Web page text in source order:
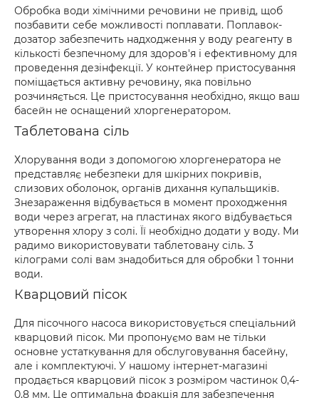
Обробка води хімічними речовини не привід, щоб
позбавити себе можливості поплавати. Поплавок-
дозатор забезпечить надходження у воду реагенту в
кількості безпечному для здоров'я і ефективному для
проведення дезінфекції. У контейнер пристосування
поміщається активну речовину, яка повільно
розчиняється. Це пристосування необхідно, якщо ваш
басейн не оснащений хлоргенератором.
Таблетована сіль
Хлорування води з допомогою хлоргенератора не
представляє небезпеки для шкірних покривів,
слизових оболонок, органів дихання купальщиків.
Знезараження відбувається в момент проходження
води через агрегат, на пластинах якого відбувається
утворення хлору з солі. Її необхідно додати у воду. Ми
радимо використовувати таблетовану сіль. 3
кілограми солі вам знадобиться для обробки 1 тонни
води.
Кварцовий пісок
Для пісочного насоса використовується спеціальний
кварцовий пісок. Ми пропонуємо вам не тільки
основне устаткування для обслуговування басейну,
але і комплектуючі. У нашому інтернет-магазині
продається кварцовий пісок з розміром частинок 0,4-
0,8 мм. Це оптимальна фракція для забезпечення